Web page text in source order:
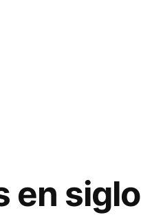
en siglo